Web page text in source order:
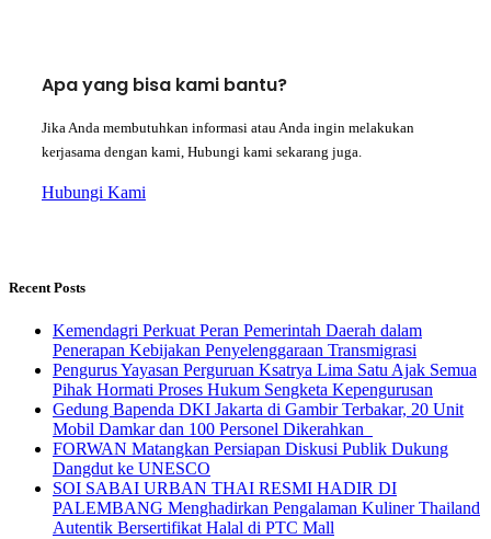
Apa yang bisa kami bantu?
Jika Anda membutuhkan informasi atau Anda ingin melakukan
kerjasama dengan kami, Hubungi kami sekarang juga.
Hubungi Kami
Recent Posts
Kemendagri Perkuat Peran Pemerintah Daerah dalam
Penerapan Kebijakan Penyelenggaraan Transmigrasi
Pengurus Yayasan Perguruan Ksatrya Lima Satu Ajak Semua
Pihak Hormati Proses Hukum Sengketa Kepengurusan
Gedung Bapenda DKI Jakarta di Gambir Terbakar, 20 Unit
Mobil Damkar dan 100 Personel Dikerahkan
FORWAN Matangkan Persiapan Diskusi Publik Dukung
Dangdut ke UNESCO
SOI SABAI URBAN THAI RESMI HADIR DI
PALEMBANG Menghadirkan Pengalaman Kuliner Thailand
Autentik Bersertifikat Halal di PTC Mall